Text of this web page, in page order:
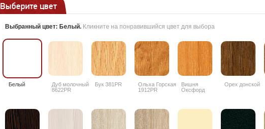
Выберите цвет
Выбранный цвет: Белый. Кликните на понравившийся цвет для выбора
Белый
Дуб молочный
8622PR
Бук 381PR
Ольха Горская
1912PR
Вишня
Оксфорд
Орех донской